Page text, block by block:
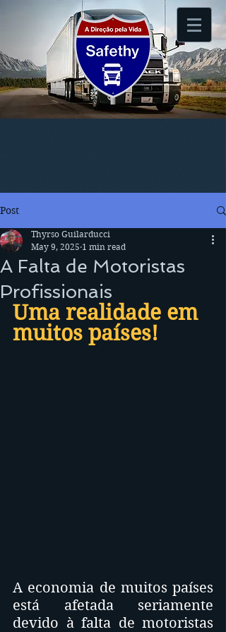
Post
A Falta de Motoristas
Profissionais
Thyrso Guilarducci
May 9, 2025 1 min read
Uma realidade em
muitos países!
A economia de muitos países
está afetada seriamente
devido à falta de motoristas